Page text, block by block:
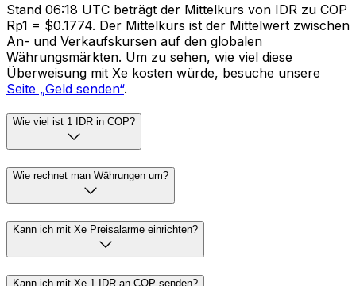
Stand 06:18 UTC beträgt der Mittelkurs von IDR zu COP
Rp1 = $0.1774. Der Mittelkurs ist der Mittelwert zwischen
An- und Verkaufskursen auf den globalen
Währungsmärkten. Um zu sehen, wie viel diese
Überweisung mit Xe kosten würde, besuche unsere
Seite „Geld senden“.
Wie viel ist 1 IDR in COP?
Wie rechnet man Währungen um?
Kann ich mit Xe Preisalarme einrichten?
Kann ich mit Xe 1 IDR an COP senden?